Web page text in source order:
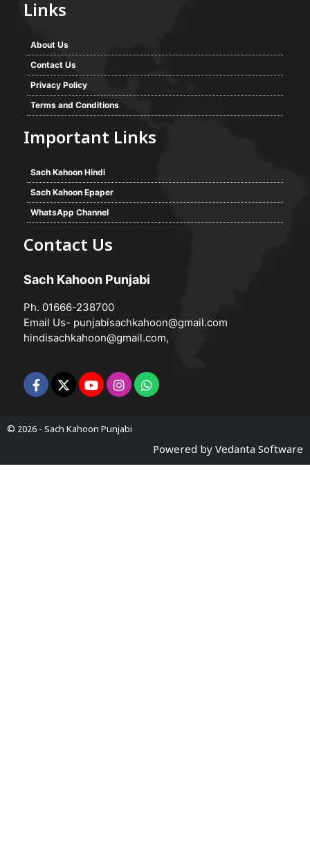
Links
About Us
Contact Us
Privacy Policy
Terms and Conditions
Important Links
Sach Kahoon Hindi
Sach Kahoon Epaper
WhatsApp Channel
Contact Us
Sach Kahoon Punjabi
Ph. 01666-238700
Email Us- punjabisachkahoon@gmail.com
hindisachkahoon@gmail.com,
© 2026 - Sach Kahoon Punjabi
Powered by Vedanta Software